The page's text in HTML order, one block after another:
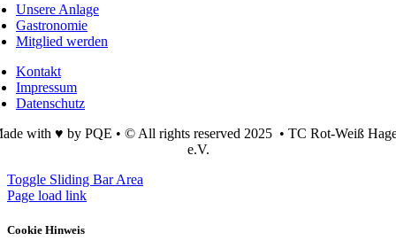
Unsere Anlage
Gastronomie
Mitglied werden
Kontakt
Impressum
Datenschutz
with ♥ by PQE • © All rights reserved 2025 • TC Rot-Weiß
e.V.
Toggle Sliding Bar Area
Page load link
Cookie Hinweis